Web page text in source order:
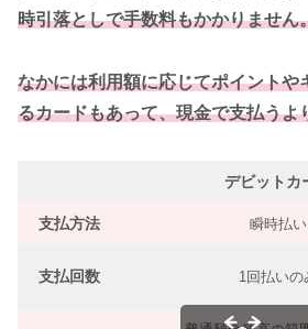
時引落としで手数料もかかりません
なかには利用額に応じてポイントや
るカードもあって、現金で支払うよ
デビットカ
支払方法 瞬時払い
支払回数 1回払いの